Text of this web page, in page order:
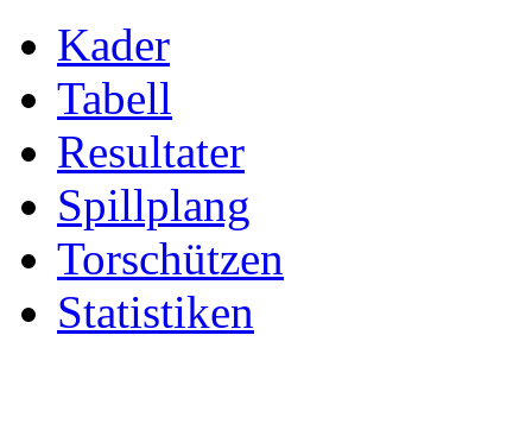
Kader
Tabell
Resultater
Spillplang
Torschützen
Statistiken